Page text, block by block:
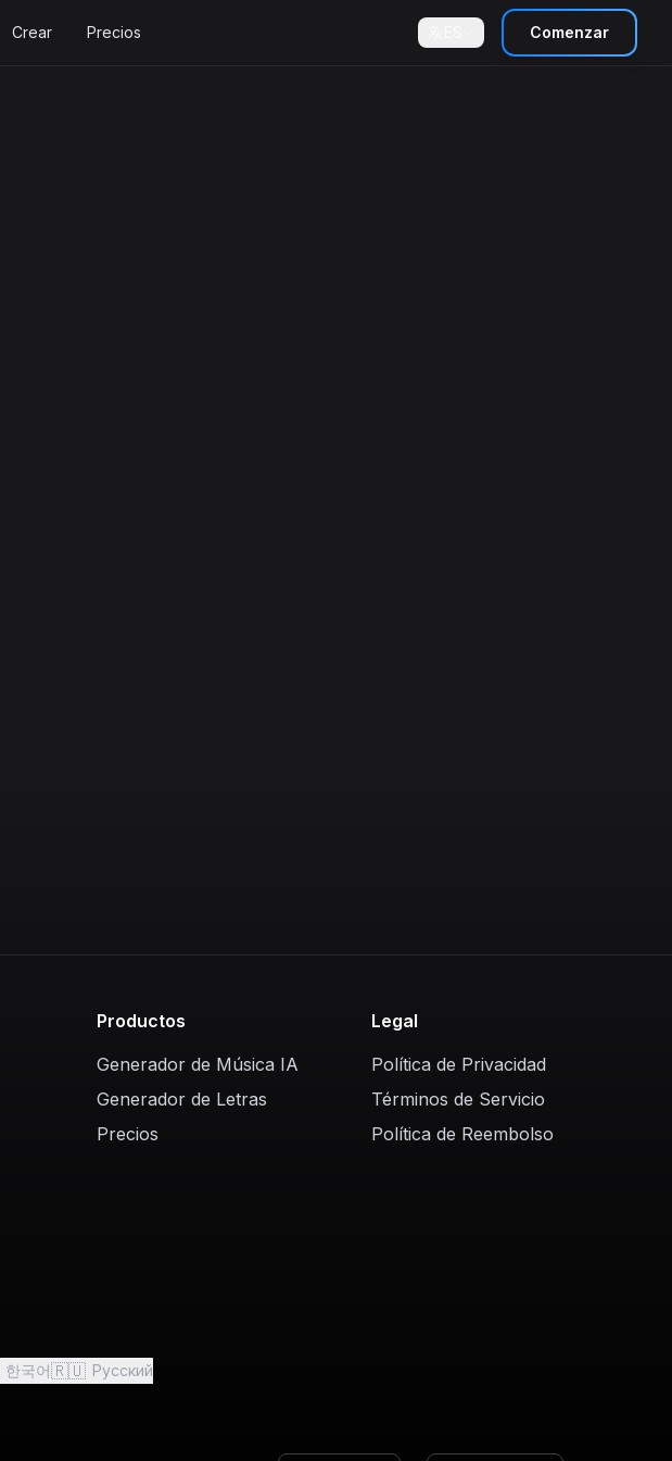
Crear Precios Comenzar
Productos
Generador de Música IA
Generador de Letras
Precios
Legal
Política de Privacidad
Términos de Servicio
Política de Reembolso
한국어🇷🇺 Русский